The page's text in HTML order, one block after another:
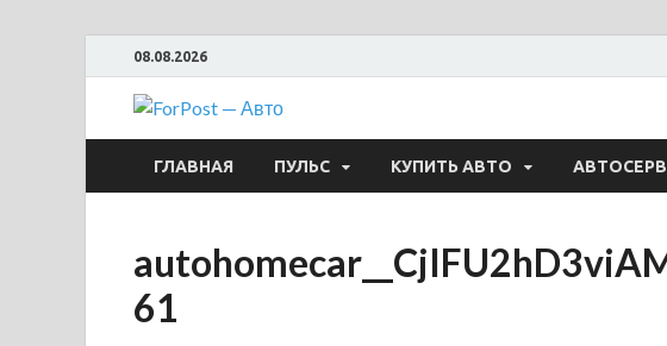
08.08.2026
ForPost — Авто
ГЛАВНАЯ ПУЛЬС КУПИТЬ АВТО
61